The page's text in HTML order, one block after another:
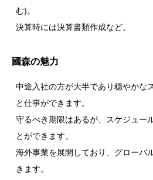
む)。
決算時には決算書類作成など。
國森の魅力
中途入社の方が大半であり穏やかな
と仕事ができます。
守るべき期限はあるが、スケジュー
とができます。
海外事業を展開しており、グローバ
きます。